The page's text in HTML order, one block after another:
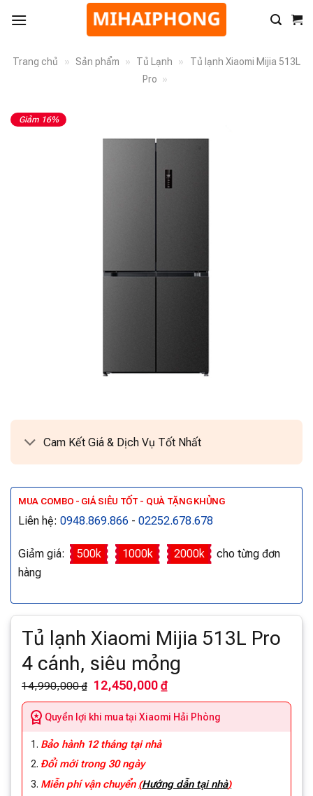
Trang chủ » Sản phẩm » Tủ Lạnh »
Tủ lạnh Xiaomi Mijia 513L
Pro »
Giảm 16%
Cam Kết Giá & Dịch Vụ Tốt Nhất
MUA COMBO - GIÁ SIÊU TỐT - QUÀ TẶNG KHỦNG
Liên hệ: 0948.869.866 - 02252.678.678
Giảm giá: 500k 1000k 2000k
cho từng đơn
hàng
Tủ lạnh Xiaomi Mijia 513L Pro
4 cánh, siêu mỏng
14,990,000 ₫ 12,450,000 ₫
Quyền lợi khi mua tại Xiaomi Hải Phòng
Bảo hành 12 tháng tại nhà
Đổi mới trong 30 ngày
Miễn phí vận chuyển (Hướng dẫn tại nhà)